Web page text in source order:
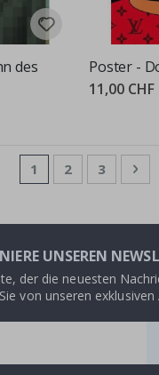
des
Poster -
11,00 CHF
Seite
Sie lesen gerade
1 Seite
2 Seite
3
UNSEREN
der die neuesten
von unseren exklusiven